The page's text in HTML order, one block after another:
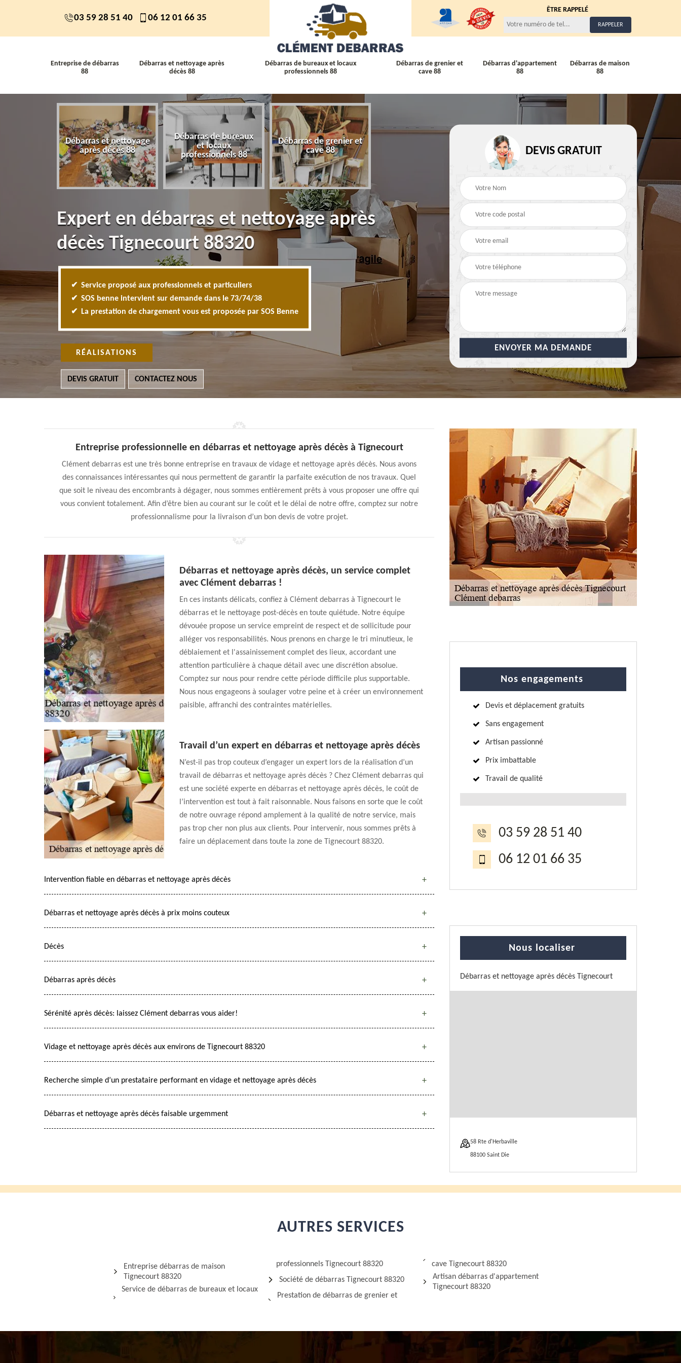
03 59 28 51 40 06 12 01 66 35
ÊTRE RAPPELÉ
Entreprise de débarras
88
Débarras et nettoyage après
décès 88
Débarras de bureaux et locaux
professionnels 88
Débarras de grenier et
cave 88
Débarras d'appartement
88
Débarras de maison
88
Débarras et nettoyage
après décès 88
Débarras de bureaux
et locaux
professionnels 88
Débarras de grenier et
cave 88
Débarras de maison 88
Entreprise de
88
Expert en débarras et nettoyage après
décès Tignecourt 88320
Service proposé aux professionnels et particuliers
SOS benne intervient sur demande dans le 73/74/38
La prestation de chargement vous est proposée par SOS Benne
RÉALISATIONS
DEVIS GRATUIT CONTACTEZ NOUS
DEVIS GRATUIT
Entreprise professionnelle en débarras et nettoyage après décès à Tignecourt
Clément debarras est une très bonne entreprise en travaux de vidage et nettoyage après décès. Nous avons
des connaissances intéressantes qui nous permettent de garantir la parfaite exécution de nos travaux. Quel
que soit le niveau des encombrants à dégager, nous sommes entièrement prêts à vous proposer une offre qui
vous convient totalement. Afin d’être bien au courant sur le coût et le délai de notre offre, comptez sur notre
professionnalisme pour la livraison d’un bon devis de votre projet.
Débarras et nettoyage après décès, un service complet
avec Clément debarras !
En ces instants délicats, confiez à Clément debarras à Tignecourt le
débarras et le nettoyage post-décès en toute quiétude. Notre équipe
dévouée propose un service empreint de respect et de sollicitude pour
alléger vos responsabilités. Nous prenons en charge le tri minutieux, le
déblaiement et l'assainissement complet des lieux, accordant une
attention particulière à chaque détail avec une discrétion absolue.
Comptez sur nous pour rendre cette période difficile plus supportable.
Nous nous engageons à soulager votre peine et à créer un environnement
paisible, affranchi des contraintes matérielles.
Travail d’un expert en débarras et nettoyage après décès
N’est-il pas trop couteux d’engager un expert lors de la réalisation d’un
travail de débarras et nettoyage après décès ? Chez Clément debarras qui
est une société experte en débarras et nettoyage après décès, le coût de
l’intervention est tout à fait raisonnable. Nous faisons en sorte que le coût
de notre ouvrage répond amplement à la qualité de notre service, mais
pas trop cher non plus aux clients. Pour intervenir, nous sommes prêts à
faire un déplacement dans toute la zone de Tignecourt 88320.
Intervention fiable en débarras et nettoyage après décès
Débarras et nettoyage après décès à prix moins couteux
Décès
Débarras après décès
Sérénité après décès: laissez Clément debarras vous aider!
Vidage et nettoyage après décès aux environs de Tignecourt 88320
Recherche simple d’un prestataire performant en vidage et nettoyage après décès
Débarras et nettoyage après décès faisable urgemment
Nos engagements
Devis et déplacement gratuits
Sans engagement
Artisan passionné
Prix imbattable
Travail de qualité
03 59 28 51 40
06 12 01 66 35
Nous localiser
Débarras et nettoyage après décès Tignecourt
58 Rte d'Herbaville
88100 Saint Die
AUTRES SERVICES
Entreprise débarras de maison
Tignecourt 88320
Service de débarras de bureaux et locaux
professionnels Tignecourt 88320
Société de débarras Tignecourt 88320
Prestation de débarras de grenier et
cave Tignecourt 88320
Artisan débarras d'appartement
Tignecourt 88320